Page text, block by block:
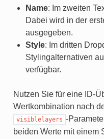
Name: Im zweiten
Dabei wird in der
ausgegeben.
Style: Im dritten
Stylingalternativen
verfügbar.
Nutzen Sie für eine ID-
Wertkombination nach
visiblelayers -
beiden Werte mit einem